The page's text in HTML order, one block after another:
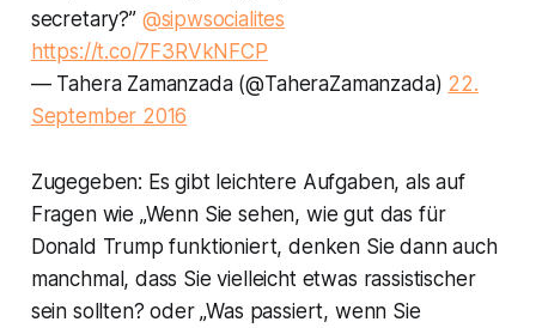
secretary?” @sipwsocialites
https://t.co/7F3RVkNFCP
— Tahera Zamanzada (@TaheraZamanzada) 22.
September 2016
Zugegeben: Es gibt leichtere Aufgaben, als auf
Fragen wie „Wenn Sie sehen, wie gut das für
Donald Trump funktioniert, denken Sie dann auch
manchmal, dass Sie vielleicht etwas rassistischer
sein sollten? oder „Was passiert, wenn Sie